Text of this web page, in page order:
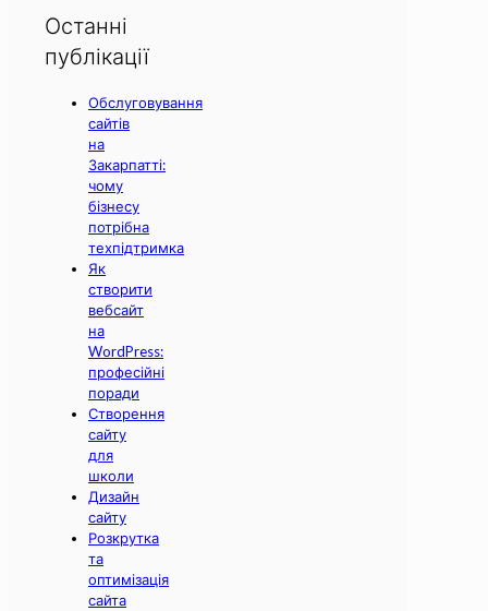
Останні
публікації
Обслуговування
сайтів
на
Закарпатті:
чому
бізнесу
потрібна
техпідтримка
Як
створити
вебсайт
на
WordPress:
професійні
поради
Створення
сайту
для
школи
Дизайн
сайту
Розкрутка
та
оптимізація
сайта